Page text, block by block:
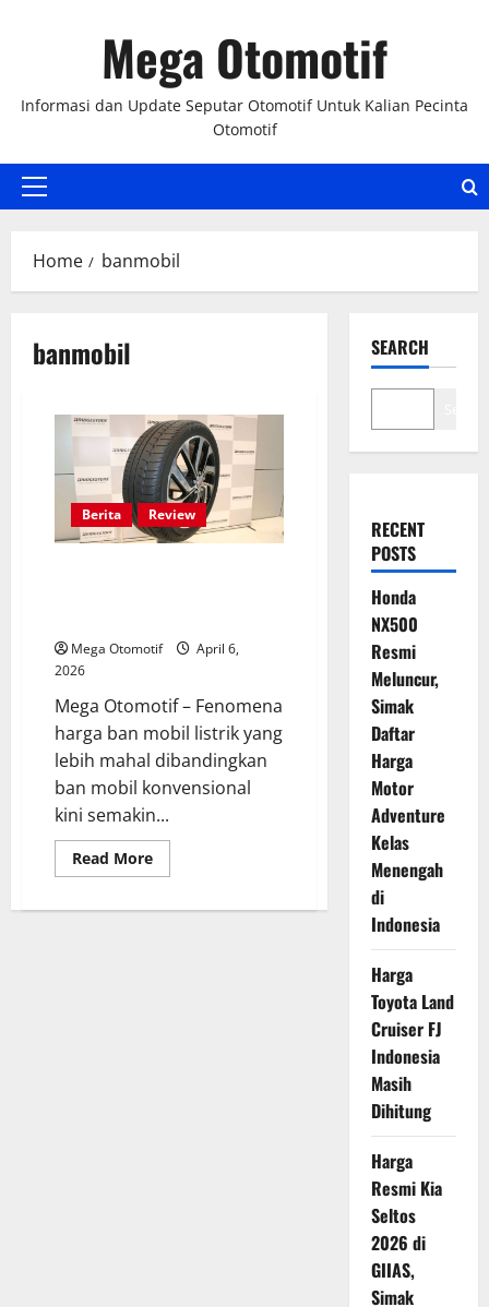
Mega Otomotif
Informasi dan Update Seputar Otomotif Untuk Kalian Pecinta
Otomotif
Primary
Home banmobil
banmobil
Berita Review
Mega Otomotif
April 6,
2026
Mega Otomotif – Fenomena
harga ban mobil listrik yang
lebih mahal dibandingkan
ban mobil konvensional
kini semakin...
Read MoreRead
more
Ban
SEARCH
RECENT
POSTS
Honda
NX500
Resmi
Meluncur,
Simak
Daftar
Harga
Motor
Adventure
Kelas
Menengah
di
Indonesia
Harga
Toyota Land
Cruiser FJ
Indonesia
Masih
Dihitung
Harga
Resmi Kia
Seltos
2026 di
GIIAS,
Simak